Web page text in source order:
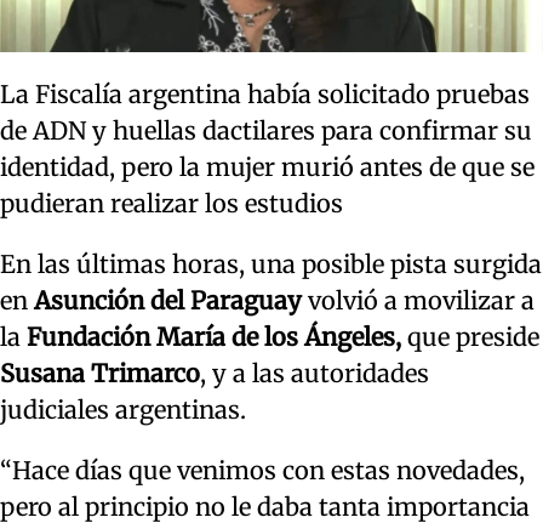
La Fiscalía argentina había solicitado pruebas
de ADN y huellas dactilares para confirmar su
identidad, pero la mujer murió antes de que se
pudieran realizar los estudios
En las últimas horas, una posible pista surgida
enAsunción del Paraguayvolvió a movilizar a
la Fundación María de los Ángeles, que preside
Susana Trimarco, y a las autoridades
judiciales argentinas.
“Hace días que venimos con estas novedades,
pero al principio no le daba tanta importancia